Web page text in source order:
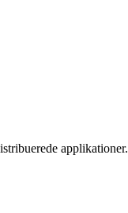
applikationer.